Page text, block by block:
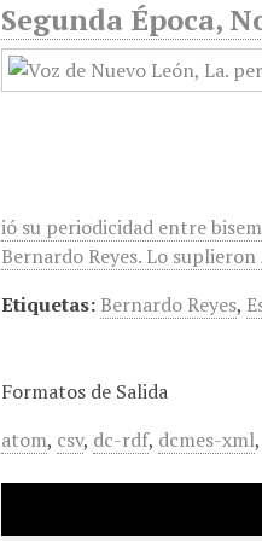
Segunda Época,
ió su periodicidad entre
Bernardo Reyes. Lo
Etiquetas: Bernardo Reyes,
Formatos de Salida
atom, csv, dc-rdf, dcmes-xml